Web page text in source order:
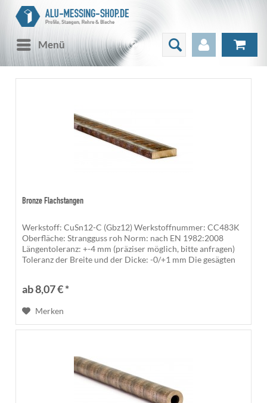
Menü
Bronze Flachstangen
Werkstoff: CuSn12-C (Gbz12) Werkstoffnummer: CC483K
Oberfläche: Strangguss roh Norm: nach EN 1982:2008
Längentoleranz: +-4 mm (präziser möglich, bitte anfragen)
Toleranz der Breite und der Dicke: -0/+1 mm Die gesägten
ab 8,07 € *
Merken